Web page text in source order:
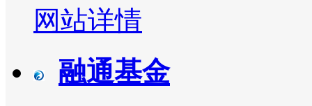
网站详情
融通基金